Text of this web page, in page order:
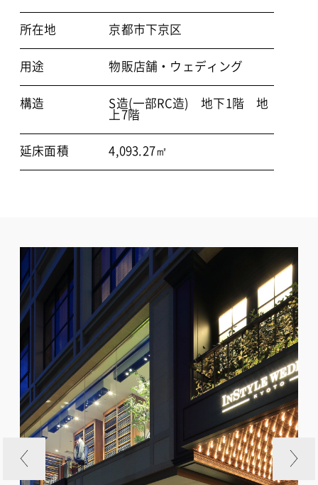
所在地 京都市下京区
用途 物販店舗・ウェディング
構造
S造(一部RC造) 地下1階 地
上7階
延床面積 4,093.27㎡